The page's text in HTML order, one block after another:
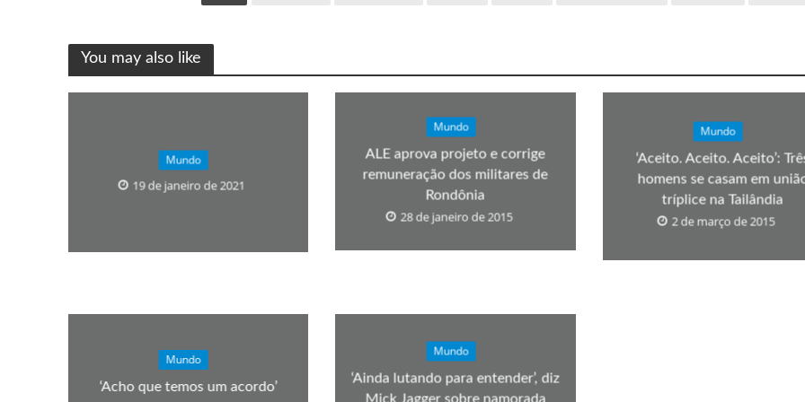
You may also like
Mundo
19 de janeiro de 2021
Mundo
ALE aprova projeto e corrige
remuneração dos militares de
Rondônia
28 de janeiro de 2015
Mundo
‘Aceito. Aceito. Aceito’:
homens se casam em
tríplice na Tailândia
2 de março de 2015
Mundo
‘Acho que temos um acordo’
Mundo
‘Ainda lutando para entender’, diz
Mick Jagger sobre namorada